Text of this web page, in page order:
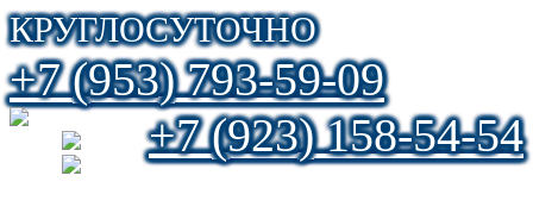
КРУГЛОСУТОЧНО
+7 (953) 793-59-09
+7 (923) 158-54-54